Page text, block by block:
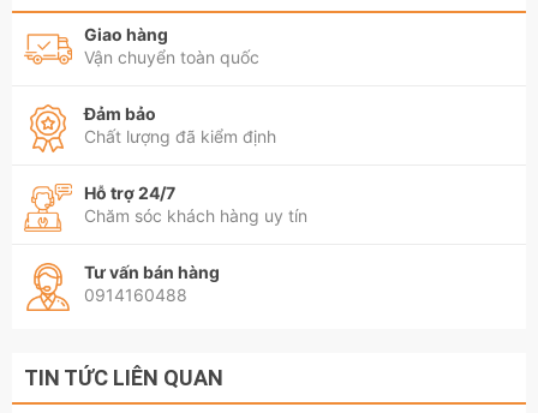
Giao hàng
Vận chuyển toàn quốc
Đảm bảo
Chất lượng đã kiểm định
Hỗ trợ 24/7
Chăm sóc khách hàng uy tín
Tư vấn bán hàng
0914160488
TIN TỨC LIÊN QUAN